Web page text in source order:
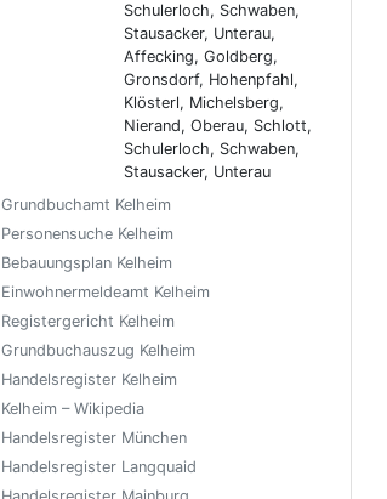
Schulerloch, Schwaben,
Stausacker, Unterau,
Affecking, Goldberg,
Gronsdorf, Hohenpfahl,
Klösterl, Michelsberg,
Nierand, Oberau, Schlott,
Schulerloch, Schwaben,
Stausacker, Unterau
Grundbuchamt Kelheim
Personensuche Kelheim
Bebauungsplan Kelheim
Einwohnermeldeamt Kelheim
Registergericht Kelheim
Grundbuchauszug Kelheim
Handelsregister Kelheim
Kelheim – Wikipedia
Handelsregister München
Handelsregister Langquaid